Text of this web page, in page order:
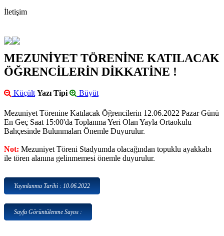
İletişim
MEZUNİYET TÖRENİNE KATILACAK
ÖĞRENCİLERİN DİKKATİNE !
Küçült Yazı Tipi Büyüt
Mezuniyet Törenine Katılacak Öğrencilerin 12.06.2022 Pazar Günü
En Geç Saat 15:00'da Toplanma Yeri Olan Yayla Ortaokulu
Bahçesinde Bulunmaları Önemle Duyurulur.
Not: Mezuniyet Töreni Stadyumda olacağından topuklu ayakkabı
ile tören alanına gelinmemesi önemle duyurulur.
Yayınlanma Tarihi : 10.06.2022
Sayfa Görüntülenme Sayısı :